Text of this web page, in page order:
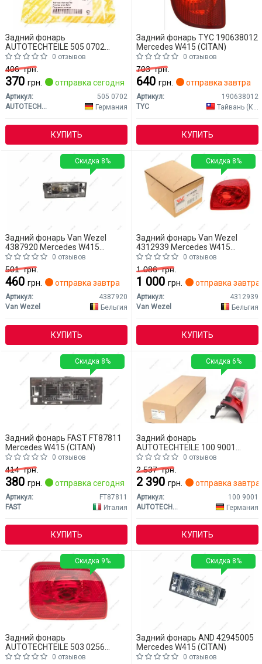
Задний фонарь
AUTOTECHTEILE 505 0702
Mercedes W415 (CITAN)
0 отзывов
406грн.
370 грн. отправка сегодня
Артикул:
505 0702
AUTOTECHTEILE
Германия
КУПИТЬ
Задний фонарь TYC 190638012
Mercedes W415 (CITAN)
0 отзывов
703грн.
640 грн. отправка завтра
Артикул:
190638012
TYC
Тайвань (Китай)
КУПИТЬ
Задний фонарь Van Wezel
4387920 Mercedes W415
(CITAN)
0 отзывов
501грн.
460 грн. отправка завтра
Артикул:
4387920
Van Wezel
Бельгия
КУПИТЬ
Скидка 8%
Задний фонарь Van Wezel
4312939 Mercedes W415
(CITAN)
0 отзывов
1 086грн.
1 000 грн. отправка завтра
Артикул:
4312939
Van Wezel
Бельгия
КУПИТЬ
Скидка 8%
Задний фонарь FAST FT87811
Mercedes W415 (CITAN)
0 отзывов
414грн.
380 грн. отправка сегодня
Артикул:
FT87811
FAST
Италия
КУПИТЬ
Скидка 8%
Задний фонарь
AUTOTECHTEILE 100 9001
Mercedes W415 (CITAN)
0 отзывов
2 537грн.
2 390 грн. отправка завтра
Артикул:
100 9001
AUTOTECHTEILE
Германия
КУПИТЬ
Скидка 6%
Задний фонарь
AUTOTECHTEILE 503 0256
Mercedes W415 (CITAN)
0 отзывов
Скидка 9%
Задний фонарь AND 42945005
Mercedes W415 (CITAN)
0 отзывов
Скидка 8%